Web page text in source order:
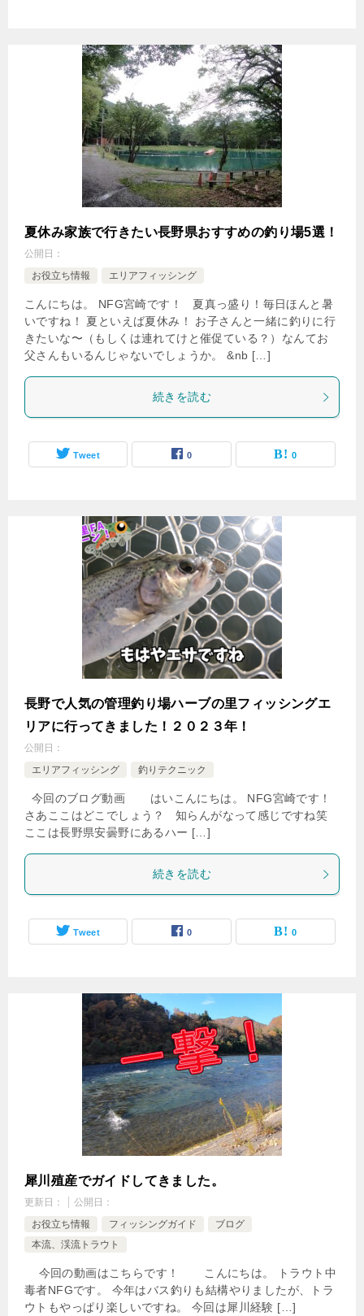
夏休み家族で行きたい長野県おすすめの釣り場5選！
公開日：
お役立ち情報
エリアフィッシング
こんにちは。 NFG宮崎です！ 夏真っ盛り！毎日ほんと暑
いですね！ 夏といえば夏休み！ お子さんと一緒に釣りに行
きたいな〜（もしくは連れてけと催促ている？）なんてお
父さんもいるんじゃないでしょうか。 &nb […]
続きを読む
Tweet 0 0
長野で人気の管理釣り場ハーブの里フィッシングエ
リアに行ってきました！２０２３年！
公開日：
エリアフィッシング
釣りテクニック
今回のブログ動画 はいこんにちは。 NFG宮崎です！
さあここはどこでしょう？ 知らんがなって感じですね笑
ここは長野県安曇野にあるハー […]
続きを読む
Tweet 0 0
犀川殖産でガイドしてきました。
更新日：
公開日：
お役立ち情報
フィッシングガイド
ブログ
本流、渓流トラウト
今回の動画はこちらです！ こんにちは。 トラウト中
毒者NFGです。 今年はバス釣りも結構やりましたが、トラ
ウトもやっぱり楽しいですね。 今回は犀川経験 […]